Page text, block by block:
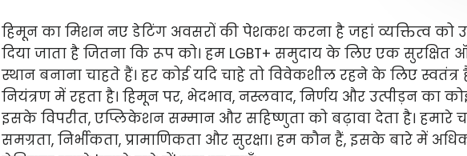
हिमून का मिशन नए डेटिंग अवसरों की पेशकश करना है जहां व्यक्तित्व को
दिया जाता है जितना कि रूप को। हम LGBT+ समुदाय के लिए एक सुरक्षित
स्थान बनाना चाहते हैं। हर कोई यदि चाहे तो विवेकशील रहने के लिए
नियंत्रण में रहता है। हिमून पर, भेदभाव, नस्लवाद, निर्णय और उत्पीड़न का
इसके विपरीत, एप्लिकेशन सम्मान और सहिष्णुता को बढ़ावा देता है। हमारे
समग्रता, निर्भीकता, प्रामाणिकता और सुरक्षा। हम कौन हैं, इसके बारे में